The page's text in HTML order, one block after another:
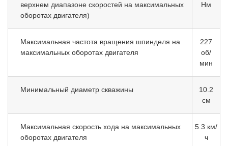
верхнем диапазоне скоростей на максимальных
оборотах двигателя)
Нм
Максимальная частота вращения шпинделя на
максимальных оборотах двигателя
227
об/
мин
Минимальный диаметр скважины
10.2
см
Максимальная скорость хода на максимальных
оборотах двигателя
5.3 км/
ч